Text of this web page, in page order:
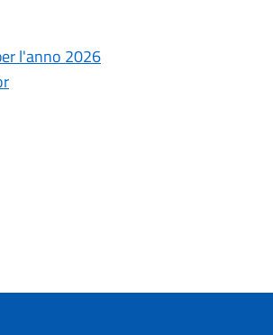
l'anno 2026